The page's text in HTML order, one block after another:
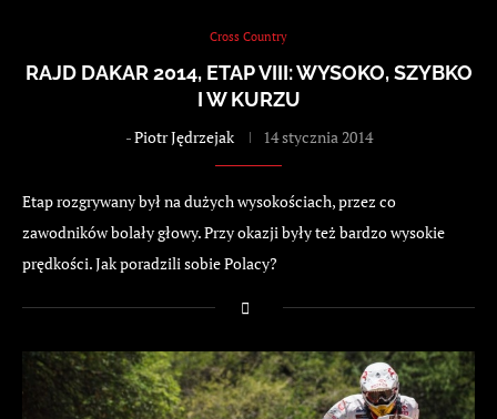
Cross Country
RAJD DAKAR 2014, ETAP VIII: WYSOKO, SZYBKO
I W KURZU
-Piotr Jędrzejak 14 stycznia 2014
Etap rozgrywany był na dużych wysokościach, przez co
zawodników bolały głowy. Przy okazji były też bardzo wysokie
prędkości. Jak poradzili sobie Polacy?